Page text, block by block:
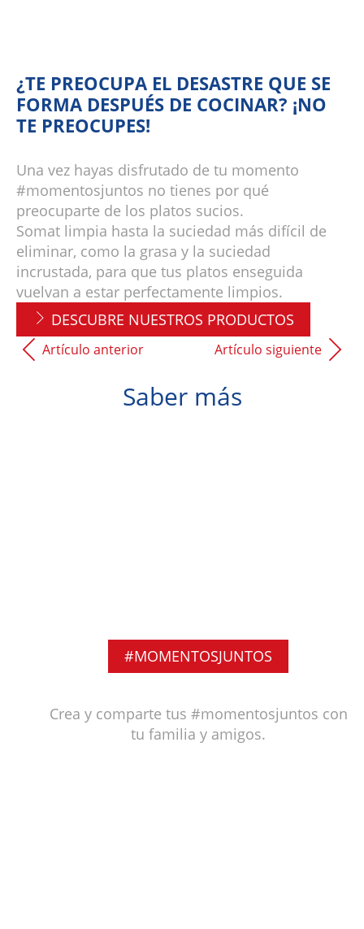
¿TE PREOCUPA EL DESASTRE QUE SE
FORMA DESPUÉS DE COCINAR? ¡NO
TE PREOCUPES!
Una vez hayas disfrutado de tu momento
#momentosjuntos no tienes por qué
preocuparte de los platos sucios.
Somat limpia hasta la suciedad más difícil de
eliminar, como la grasa y la suciedad
incrustada, para que tus platos enseguida
vuelvan a estar perfectamente limpios.
DESCUBRE NUESTROS PRODUCTOS
Artículo anterior Artículo siguiente
Saber más
#MOMENTOSJUNTOS
Crea y comparte tus #momentosjuntos con
tu familia y amigos.